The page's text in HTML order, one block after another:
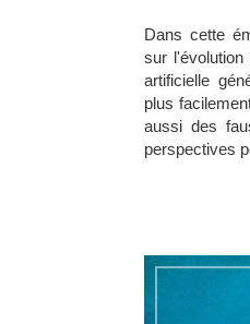
Dans cette
sur l'évolution
artificielle
plus
aussi des
perspectives